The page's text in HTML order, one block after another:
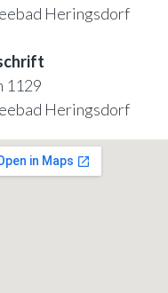
Heringsdorf
1129
Heringsdorf